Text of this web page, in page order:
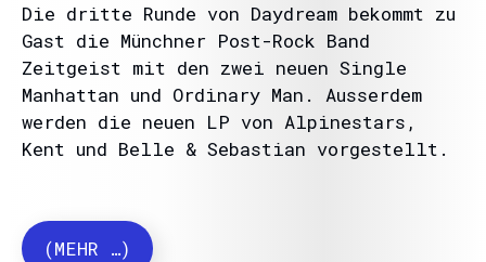
Die dritte Runde von Daydream bekommt zu
Gast die Münchner Post-Rock Band
Zeitgeist mit den zwei neuen Single
Manhattan und Ordinary Man. Ausserdem
werden die neuen LP von Alpinestars,
Kent und Belle & Sebastian vorgestellt.
(MEHR …)